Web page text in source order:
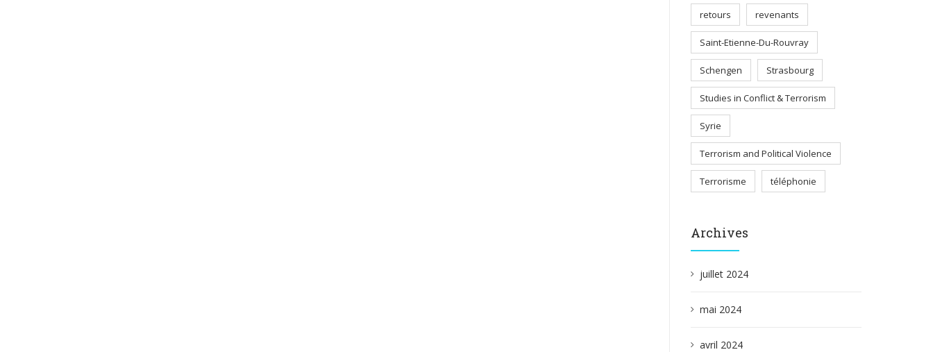
retours revenants
Saint-Etienne-Du-Rouvray
Schengen Strasbourg
Studies in Conflict & Terrorism
Syrie
Terrorism and Political Violence
Terrorisme téléphonie
Archives
juillet 2024
mai 2024
avril 2024